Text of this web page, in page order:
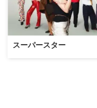
スーパースター